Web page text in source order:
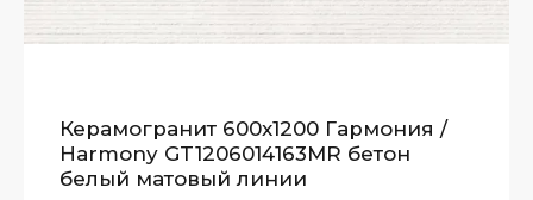
Керамогранит 600x1200 Гармония /
Harmony GT1206014163MR бетон
белый матовый линии